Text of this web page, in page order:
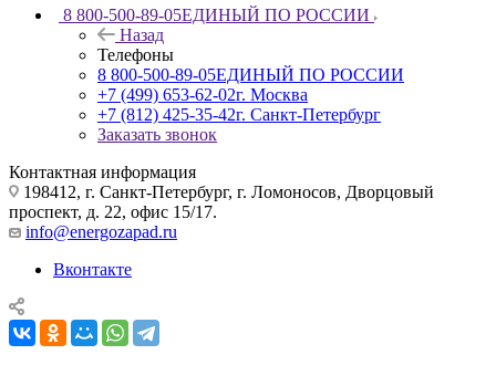
8 800-500-89-05ЕДИНЫЙ ПО РОССИИ
Назад
Телефоны
8 800-500-89-05ЕДИНЫЙ ПО РОССИИ
+7 (499) 653-62-02г. Москва
+7 (812) 425-35-42г. Санкт-Петербург
Заказать звонок
Контактная информация
198412, г. Санкт-Петербург, г. Ломоносов, Дворцовый
проспект, д. 22, офис 15/17.
info@energozapad.ru
Вконтакте